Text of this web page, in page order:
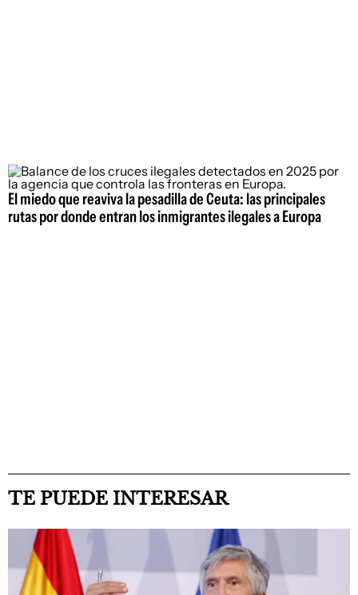
El miedo que reaviva la pesadilla de Ceuta: las principales
rutas por donde entran los inmigrantes ilegales a Europa
TE PUEDE INTERESAR